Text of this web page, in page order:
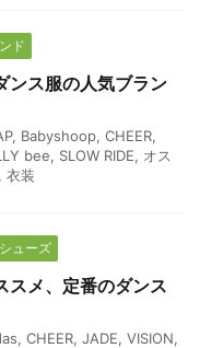
ド
ンス服の人気ブラン
, Babyshoop, CHEER,
bee, SLOW RIDE, オス
, 衣装
ューズ
スメ、定番のダンス
, CHEER, JADE, VISION,